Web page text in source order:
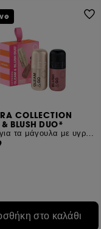
COLLECTION
BLUSH DUO*
Δίδυμο για τα μάγουλα με υγρό ρουζ και highlighter
στο καλάθι